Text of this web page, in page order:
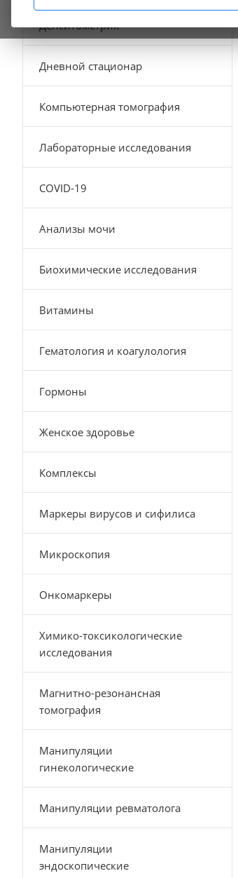
Денситометрия
Дневной стационар
Компьютерная томография
Лабораторные исследования
COVID-19
Анализы мочи
Биохимические исследования
Витамины
Гематология и коагулология
Гормоны
Женское здоровье
Комплексы
Маркеры вирусов и сифилиса
Микроскопия
Онкомаркеры
Химико-токсикологические
исследования
Магнитно-резонансная
томография
Манипуляции
гинекологические
Манипуляции ревматолога
Манипуляции
эндоскопические